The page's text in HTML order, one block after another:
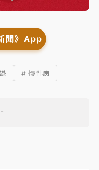
聞》App
# 慢性病